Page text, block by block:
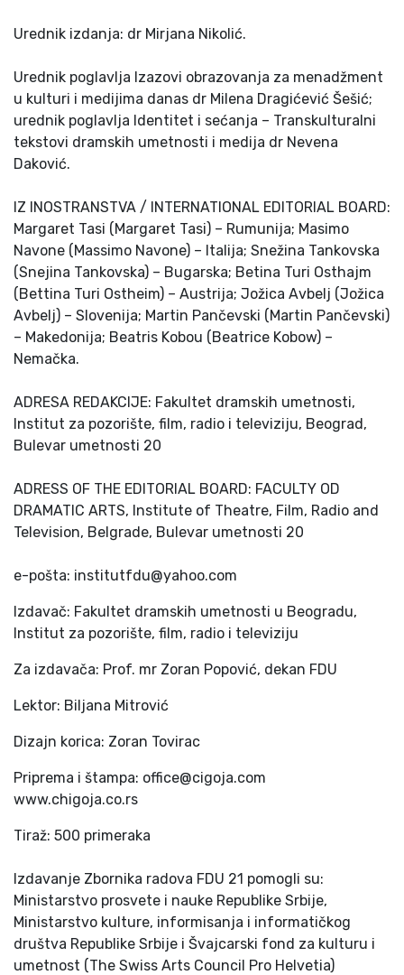
Urednik izdanja: dr Mirjana Nikolić.
Urednik poglavlja Izazovi obrazovanja za menadžment
u kulturi i medijima danas dr Milena Dragićević Šešić;
urednik poglavlja Identitet i sećanja – Transkulturalni
tekstovi dramskih umetnosti i medija dr Nevena
Daković.
IZ INOSTRANSTVA / INTERNATIONAL EDITORIAL BOARD:
Margaret Tasi (Margaret Tasi) – Rumunija; Masimo
Navone (Massimo Navone) – Italija; Snežina Tankovska
(Snejina Tankovska) – Bugarska; Betina Turi Osthajm
(Bettina Turi Ostheim) – Austrija; Jožica Avbelj (Jožica
Avbelj) – Slovenija; Martin Pančevski (Martin Pančevski)
– Makedonija; Beatris Kobou (Beatrice Kobow) –
Nemačka.
ADRESA REDAKCIJE: Fakultet dramskih umetnosti,
Institut za pozorište, film, radio i televiziju, Beograd,
Bulevar umetnosti 20
ADRESS OF THE EDITORIAL BOARD: FACULTY OD
DRAMATIC ARTS, Institute of Theatre, Film, Radio and
Television, Belgrade, Bulevar umetnosti 20
e-pošta: institutfdu@yahoo.com
Izdavač: Fakultet dramskih umetnosti u Beogradu,
Institut za pozorište, film, radio i televiziju
Za izdavača: Prof. mr Zoran Popović, dekan FDU
Lektor: Biljana Mitrović
Dizajn korica: Zoran Tovirac
Priprema i štampa: office@cigoja.com
www.chigoja.co.rs
Tiraž: 500 primeraka
Izdavanje Zbornika radova FDU 21 pomogli su:
Ministarstvo prosvete i nauke Republike Srbije,
Ministarstvo kulture, informisanja i informatičkog
društva Republike Srbije i Švajcarski fond za kulturu i
umetnost (The Swiss Arts Council Pro Helvetia)